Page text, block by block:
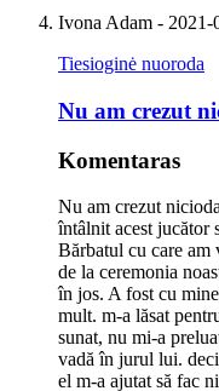
Ivona Adam - 2021-
Tiesioginė nuoroda
Nu am crezut
Komentaras
Nu am crezut
întâlnit acest
Bărbatul cu care am
de la ceremonia
în jos. A fost cu
mult. m-a lăsat
sunat, nu mi-a
vadă în jurul lui.
el m-a ajutat să fac